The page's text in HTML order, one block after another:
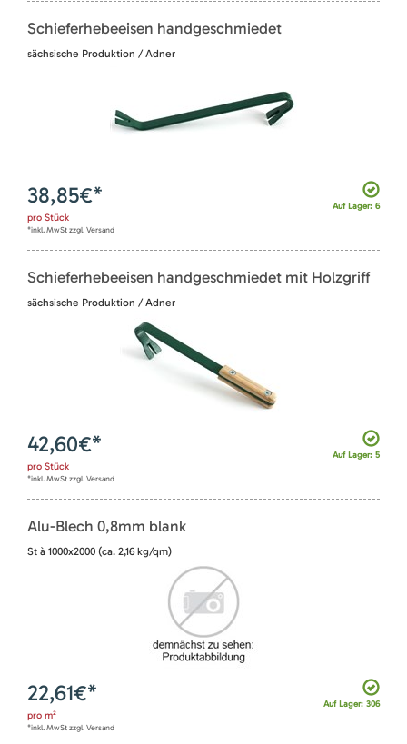
Schieferhebeeisen handgeschmiedet
sächsische Produktion / Adner
Auf Lager: 6
38,85€*
pro Stück
*inkl. MwSt zzgl. Versand
Schieferhebeeisen handgeschmiedet mit Holzgriff
sächsische Produktion / Adner
Auf Lager: 5
42,60€*
pro Stück
*inkl. MwSt zzgl. Versand
Alu-Blech 0,8mm blank
St à 1000x2000 (ca. 2,16 kg/qm)
Auf Lager: 306
22,61€*
pro m²
*inkl. MwSt zzgl. Versand